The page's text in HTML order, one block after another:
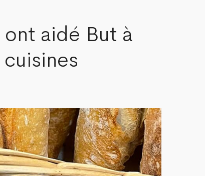
aidé But à